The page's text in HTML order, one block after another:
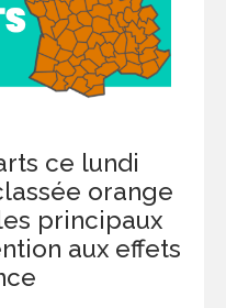
ce lundi
orange
principaux
aux effets